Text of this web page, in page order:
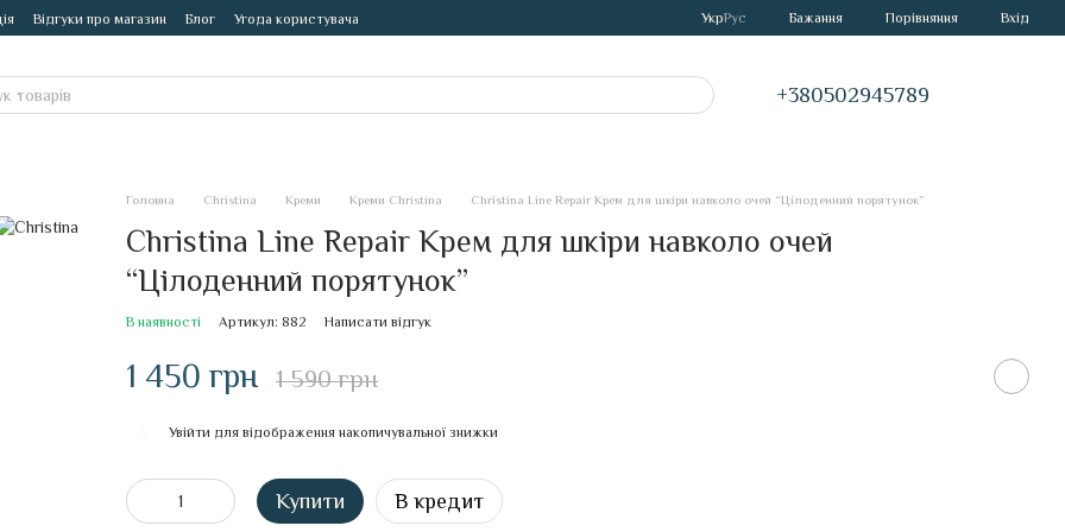
Відгуки про магазин Блог Угода користувача УкрРус Бажання Порівняння Вхід
+380502945789
Головна Christina Креми Креми Christina Christina Line Repair Крем для шкіри навколо очей “Цілоденний порятунок”
Christina Line Repair Крем для шкіри навколо очей
“Цілоденний порятунок”
В наявності Артикул: 882 Написати відгук
1 450 грн 1 590 грн
Увійти для відображення накопичувальної знижки
Купити В кредит